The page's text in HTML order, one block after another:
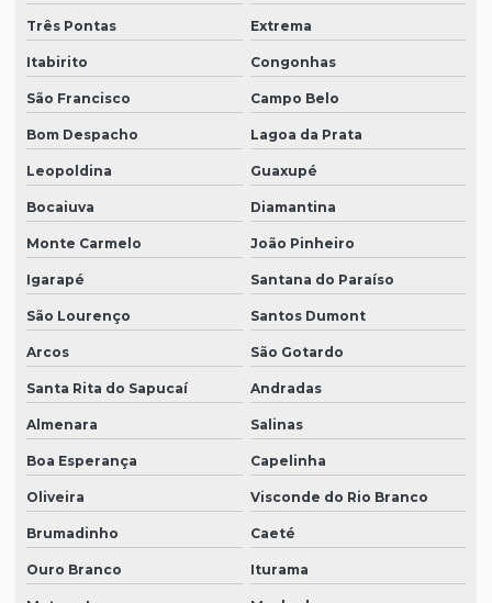
Três Pontas Extrema
Itabirito Congonhas
São Francisco Campo Belo
Bom Despacho Lagoa da Prata
Leopoldina Guaxupé
Bocaiuva Diamantina
Monte Carmelo João Pinheiro
Igarapé Santana do Paraíso
São Lourenço Santos Dumont
Arcos São Gotardo
Santa Rita do Sapucaí Andradas
Almenara Salinas
Boa Esperança Capelinha
Oliveira Visconde do Rio Branco
Brumadinho Caeté
Ouro Branco Iturama